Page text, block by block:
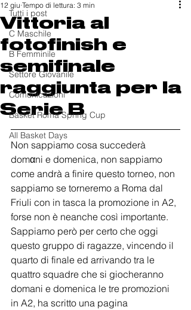
Tutti i post
C Maschile
B Femminile
Settore Giovanile
Comunicazioni
Basket Roma Spring Cup
All Basket Days
Vittoria al
fotofinish e
semifinale
raggiunta per la
Serie B
12 giu Tempo di lettura: 3 min
Non sappiamo cosa succederà
domαni e domenica, non sappiamo
come andrà a finire questo torneo, non
sappiamo se torneremo a Roma dal
Friuli con in tasca la promozione in A2,
forse non è neanche così importante.
Sappiamo però per certo che oggi
questo gruppo di ragazze, vincendo il
quarto di finale ed arrivando tra le
quattro squadre che si giocheranno
domani e domenica le tre promozioni
in A2, ha scritto una pagina